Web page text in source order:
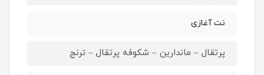
نت آغازی
پرتقال – ماندارین – شکوفه پرتقال – ترنج